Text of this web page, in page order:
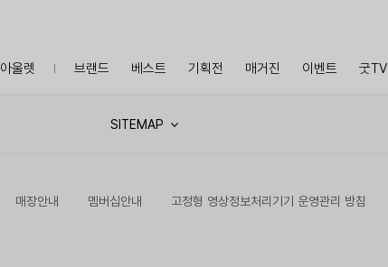
아울렛 브랜드 베스트 기획전 매거진 이벤트 굿TV
SITEMAP
매장안내 멤버십안내 고정형 영상정보처리기기 운영관리 방침